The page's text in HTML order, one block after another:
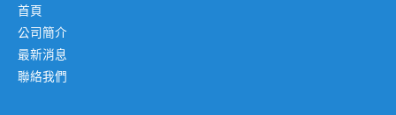
首頁
公司簡介
最新消息
聯絡我們